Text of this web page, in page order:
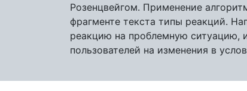
Розенцвейгом. Применение
фрагменте текста типы реакций.
реакцию на проблемную ситуацию,
пользователей на изменения в